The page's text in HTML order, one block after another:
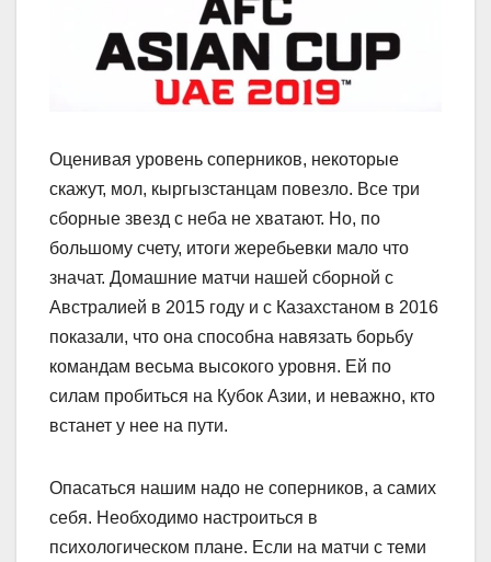
Оценивая уровень соперников, некоторые
скажут, мол, кыргызстанцам повезло. Все три
сборные звезд с неба не хватают. Но, по
большому счету, итоги жеребьевки мало что
значат. Домашние матчи нашей сборной с
Австралией в 2015 году и с Казахстаном в 2016
показали, что она способна навязать борьбу
командам весьма высокого уровня. Ей по
силам пробиться на Кубок Азии, и неважно, кто
встанет у нее на пути.
Опасаться нашим надо не соперников, а самих
себя. Необходимо настроиться в
психологическом плане. Если на матчи с теми